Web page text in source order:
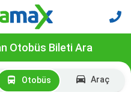
Otobüs Bileti Ara
Otobüs Araç